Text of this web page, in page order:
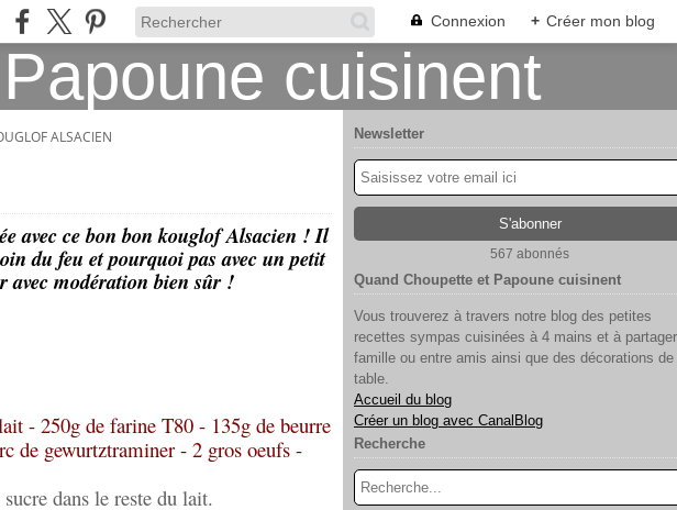
Connexion + Créer mon blog
ALSACIEN
avec ce bon bon kouglof Alsacien ! Il
du feu et pourquoi pas avec un petit
avec modération bien sûr !
- 250g de farine T80 - 135g de beurre
de gewurtztraminer - 2 gros oeufs -
dans le reste du lait.
Newsletter
567 abonnés
Quand Choupette et Papoune cuisinent
Vous trouverez à travers notre blog des petites
recettes sympas cuisinées à 4 mains et à
famille ou entre amis ainsi que des décorations de
table.
Accueil du blog
Créer un blog avec CanalBlog
Recherche